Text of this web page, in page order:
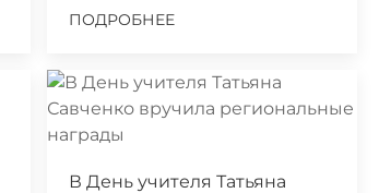
ПОДРОБНЕЕ
В День учителя Татьяна